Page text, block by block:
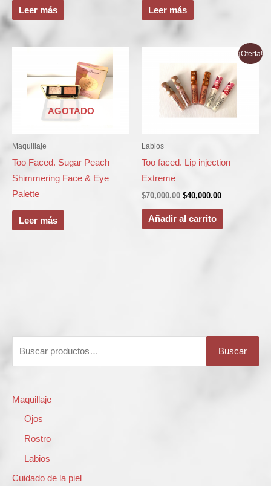
c
Buscar
Maquillaje
Ojos
Rostro
Labios
Cuidado de la piel
Leer más Leer más
AGOTADO
Maquillaje
Too Faced. Sugar Peach
Shimmering Face & Eye
Palette
Leer más
¡Oferta!
Labios
Too faced. Lip injection
Extreme
$70,000.00
original
era:
$70,000.00.
$40,000.00
precio
actual
es:
$40,000.00.
Añadir al carrito